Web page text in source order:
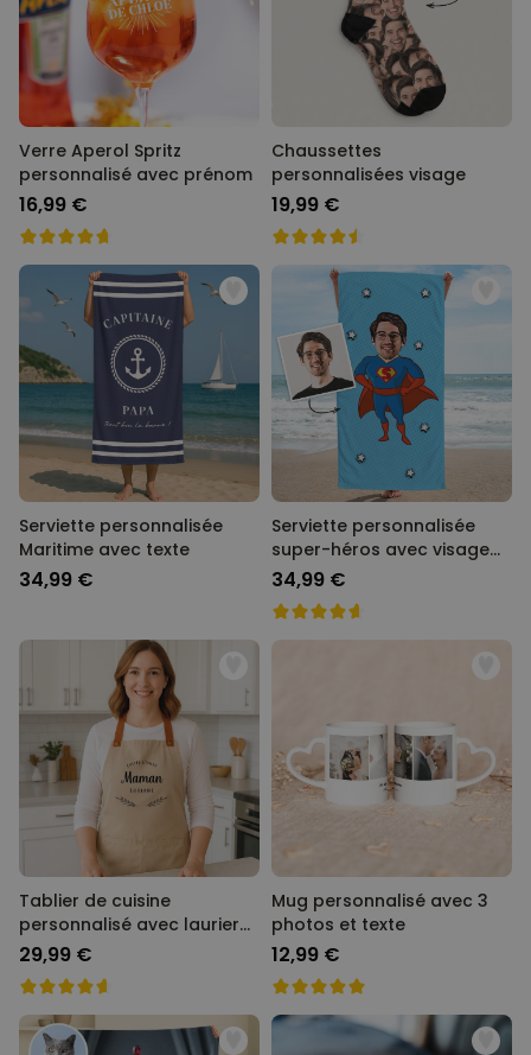
Verre Aperol Spritz
personnalisé avec prénom
16,99 €
Chaussettes
personnalisées visage
19,99 €
Serviette personnalisée
Maritime avec texte
34,99 €
Serviette personnalisée
super-héros avec visage
Cartoon
34,99 €
Tablier de cuisine
personnalisé avec laurier
et texte
29,99 €
Mug personnalisé avec 3
photos et texte
12,99 €